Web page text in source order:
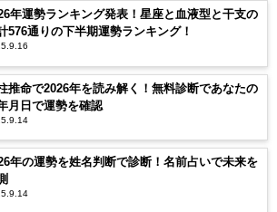
年運勢ランキング発表！星座と血液型と干支の
576通りの下半期運勢ランキング！
推命で2026年を読み解く！無料診断であなたの
月日で運勢を確認
年の運勢を姓名判断で診断！名前占いで未来を